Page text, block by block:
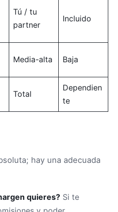
Tú / tu
partner
Incluido
Media-alta Baja
Total
Dependien
te
hay una adecuada
quieres? Si te